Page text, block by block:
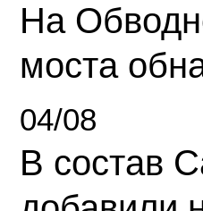
На
моста
04/08
В состав